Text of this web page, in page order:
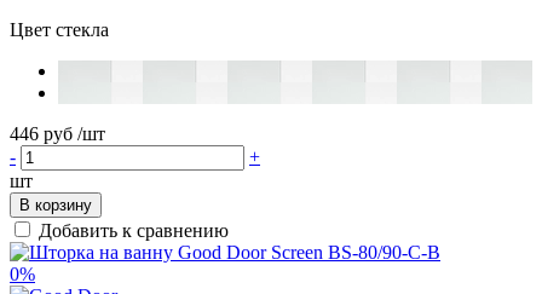
Цвет стекла
446 руб /шт
-
+
шт
В корзину
Добавить к сравнению
0%